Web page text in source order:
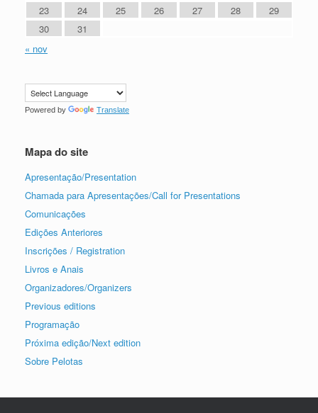
23
24 25 26 27 28
29
30
31
« nov
Powered by Translate
Mapa do site
Apresentação/Presentation
Chamada para Apresentações/Call for Presentations
Comunicações
Edições Anteriores
Inscrições / Registration
Livros e Anais
Organizadores/Organizers
Previous editions
Programação
Próxima edição/Next edition
Sobre Pelotas